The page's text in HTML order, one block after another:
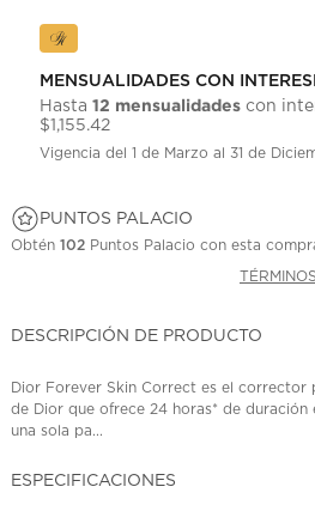
MENSUALIDADES CON
Hasta12 mensualidades con
$1,155.42
Vigencia del 1 de Marzo al 31 de
PUNTOS PALACIO
Obtén102 Puntos Palacio con esta
DESCRIPCIÓN DE PRODUCTO
Dior Forever Skin Correct es el corrector
de Dior que ofrece 24 horas* de duración
una sola pa...
ESPECIFICACIONES